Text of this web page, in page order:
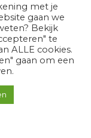
met je
gaan we
Bekijk
te
ALLE cookies.
gaan om een